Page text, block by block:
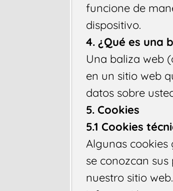
funcione de
dispositivo.
4. ¿Qué es una
Una baliza web
en un sitio web
datos sobre
5. Cookies
5.1 Cookies
Algunas
se conozcan
nuestro sitio